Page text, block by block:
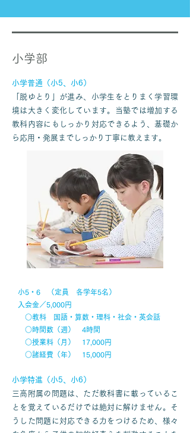
せん。「砂にするつもりが、間違って
壁にしちゃった」なんてありえないで
え、やらかしを粛々と片付ける。これ
こいつが犯人です --------------------
-----..
​小学部
小学普通（小5、小6）
「脱ゆとり」が進み、小学生をとりまく学習環
境は大きく変化しています。当塾では増加する
教科内容にもしっかり対応できるよう、基礎か
ら応用・発展までしっかり丁寧に教えます。
小5・6 （定員 各学年5名）
入会金／5,000円
○教科 国語・算数・理科・社会・英会話
○時間数（週） 4時間
○授業料（月） 17,000円
○諸経費（年） 15,000円
小学特進（小5、小6）
三高附属の問題は、ただ教科書に載っているこ
とを覚えているだけでは絶対に解けません。そ
うした問題に対応できる力をつけるため、様々